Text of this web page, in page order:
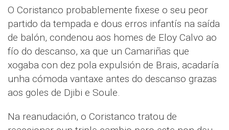
O Coristanco probablemente fixese o seu peor
partido da tempada e dous erros infantís na saída
de balón, condenou aos homes de Eloy Calvo ao
fío do descanso, xa que un Camariñas que
xogaba con dez pola expulsión de Brais, acadaría
unha cómoda vantaxe antes do descanso grazas
aos goles de Djibi e Soule.
Na reanudación, o Coristanco tratou de